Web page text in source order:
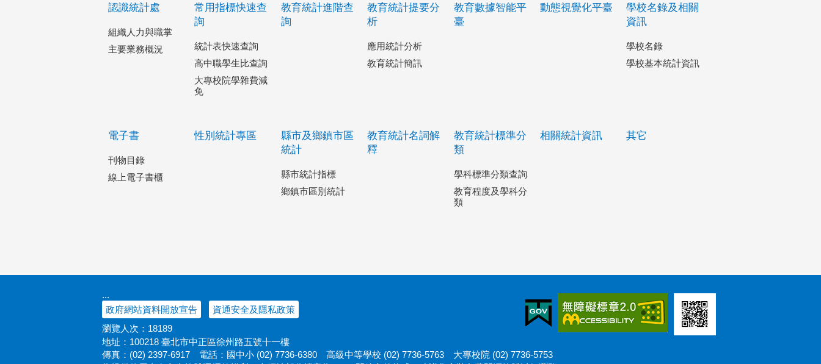
認識統計處
組織人力與職掌
主要業務概況
常用指標快速查
詢
統計表快速查詢
高中職學生比查詢
大專校院學雜費減
免
教育統計進階查
詢
教育統計提要分
析
應用統計分析
教育統計簡訊
教育數據智能平
臺
動態視覺化平臺
學校名錄及相關
資訊
學校名錄
學校基本統計資訊
電子書
刊物目錄
線上電子書櫃
性別統計專區
縣市及鄉鎮市區
統計
縣市統計指標
鄉鎮市區別統計
教育統計名詞解
釋
教育統計標準分
類
學科標準分類查詢
教育程度及學科分
類
相關統計資訊 其它
:::
政府網站資料開放宣告
資通安全及隱私政策
瀏覽人次： 18189
地址：100218 臺北市中正區徐州路五號十一樓
傳真：(02) 2397-6917 電話：國中小 (02) 7736-6380 高級中等學校 (02) 7736-5763 大專校院 (02) 7736-5753